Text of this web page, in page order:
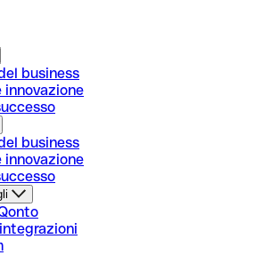
business
innovazione
business
innovazione